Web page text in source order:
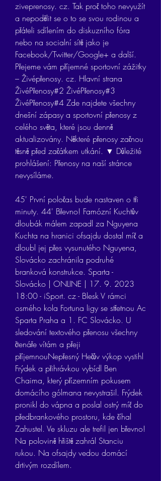
ziveprenosy. cz. Tak proč toho nevyužít
a nepodělit se o to se svou rodinou a
přáteli sdílením do diskuzního fóra
nebo na socialní sítě jako je
Facebook/Twitter/Google+ a další.
Přejeme vám příjemné sportovní zážitky
– Živépřenosy. cz. Hlavní strana
ŽivéPřenosy#2 ŽivéPřenosy#3
ŽivéPřenosy#4 Zde najdete všechny
dnešní zápasy a sportovní přenosy z
celého světa, které jsou denně
aktualizovány. Některé přenosy začnou
těsně před začátkem utkání. ▼ Důležité
prohlášení: Přenosy na naší stránce
nevysíláme.
45' První poločas bude nastaven o tři
minuty. 44' Břevno! Famózní Kuchtův
dloubák málem zapadl za Nguyena
Kuchta na hranici ofsajdu dostal míč a
dloubl jej přes vysunutého Nguyena,
Slovácko zachránila podruhé
branková konstrukce. Sparta -
Slovácko | ONLINE | 17. 9. 2023
18:00 - iSport. cz - Blesk V rámci
osmého kola Fortuna ligy se střetnou Ac
Sparta Praha a 1. FC Slovácko. U
sledování textového přenosu všechny
čtenáře vítám a přeji
příjemnouNepřesný Hečův výkop vystihl
Frýdek a přihrávkou vybídl Ben
Chaima, který přízemním pokusem
domácího gólmana nevystrašil. Frýdek
pronikl do vápna a poslal ostrý míč do
předbrankového prostoru, kde číhal
Zahustel. Ve skluzu ale trefil jen břevno!
Na polovině hřiště zahrál Stanciu
rukou. Na ofsajdy vedou domácí
drtivým rozdílem.